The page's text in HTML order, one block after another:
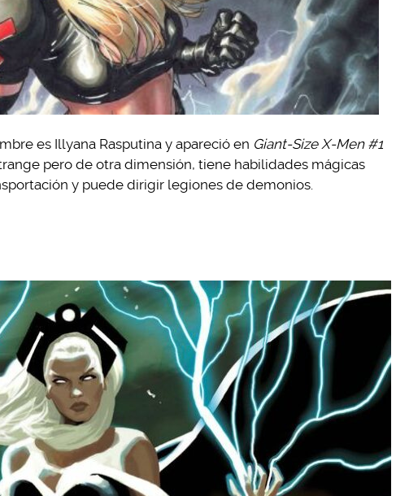
es Illyana Rasputina y apareció en Giant-Size X-Men #1
pero de otra dimensión, tiene habilidades mágicas
y puede dirigir legiones de demonios.